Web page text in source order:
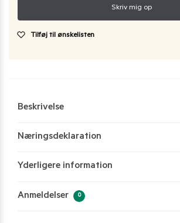
Tilføj til ønskelisten
Beskrivelse
Næringsdeklaration
Yderligere information
Anmeldelser 0